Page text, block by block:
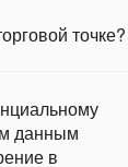
точке?
данным
в